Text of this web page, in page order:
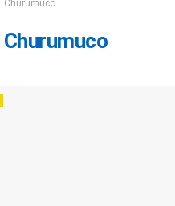
Churumuco
Churumuco